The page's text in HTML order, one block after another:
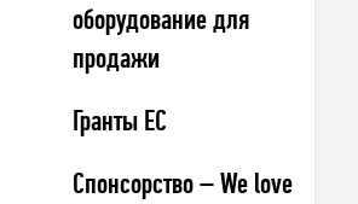
оборудование для
продажи
Гранты ЕС
Спонсорство – We love